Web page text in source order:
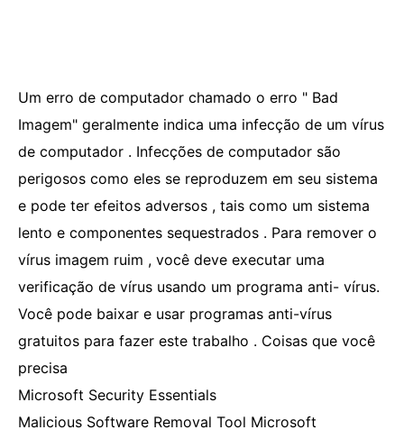
Um erro de computador chamado o erro " Bad
Imagem" geralmente indica uma infecção de um vírus
de computador . Infecções de computador são
perigosos como eles se reproduzem em seu sistema
e pode ter efeitos adversos , tais como um sistema
lento e componentes sequestrados . Para remover o
vírus imagem ruim , você deve executar uma
verificação de vírus usando um programa anti- vírus.
Você pode baixar e usar programas anti-vírus
gratuitos para fazer este trabalho . Coisas que você
precisa
Microsoft Security Essentials
Malicious Software Removal Tool Microsoft